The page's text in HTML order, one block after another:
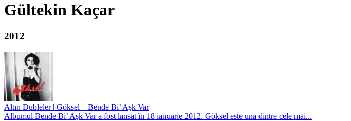
Gültekin Kaçar
2012
Altın Dubleler | Göksel – Bende Bi’ Aşk Var
Albumul Bende Bi’ Aşk Var a fost lansat în 18 ianuarie 2012. Göksel este una dintre cele mai...